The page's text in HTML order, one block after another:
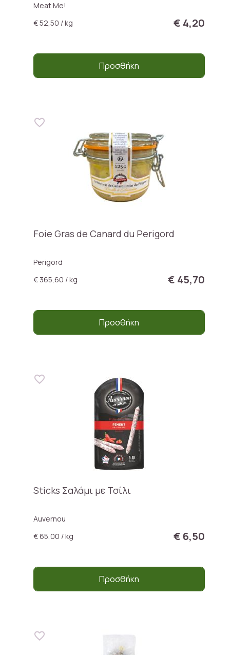
Meat Me!
€ 52,50 / kg
€ 4,20
Προσθήκη
Foie Gras de Canard du Perigord
Perigord
€ 365,60 / kg
€ 45,70
Προσθήκη
Sticks Σαλάμι με Τσίλι
Auvernou
€ 65,00 / kg
€ 6,50
Προσθήκη